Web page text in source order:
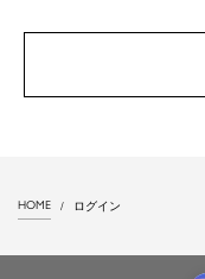
HOME ログイン